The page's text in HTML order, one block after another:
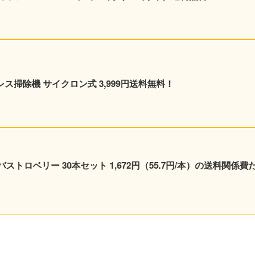
掃除機 サイクロン式 3,999円送料無料！
ストロベリー 30本セット 1,672円（55.7円/本）の送料関係費